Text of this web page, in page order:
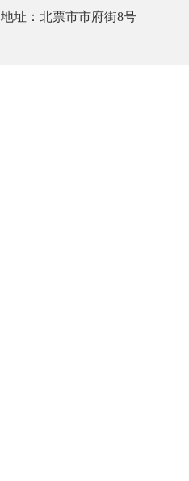
地址：北票市市府街8号